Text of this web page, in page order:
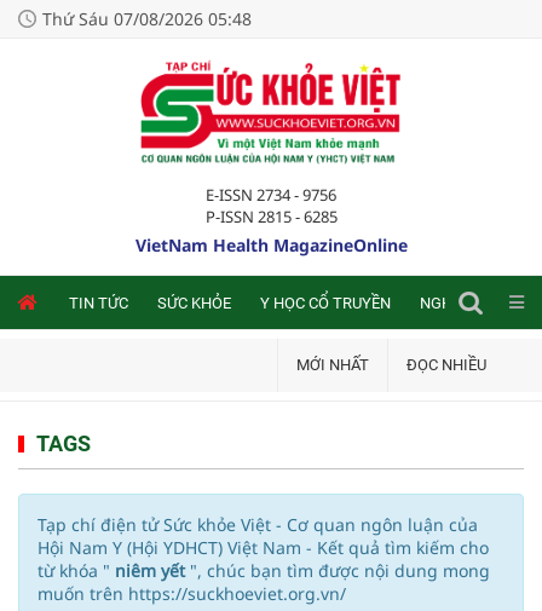
Thứ Sáu 07/08/2026 05:48
E-ISSN 2734 - 9756
P-ISSN 2815 - 6285
VietNam Health MagazineOnline
TIN TỨC SỨC KHỎE Y HỌC CỔ TRUYỀN NGHIÊN CỨU
MỚI NHẤT ĐỌC NHIỀU
TAGS
Tạp chí điện tử Sức khỏe Việt - Cơ quan ngôn luận của
Hội Nam Y (Hội YDHCT) Việt Nam - Kết quả tìm kiếm cho
từ khóa " niêm yết ", chúc bạn tìm được nội dung mong
muốn trên https://suckhoeviet.org.vn/